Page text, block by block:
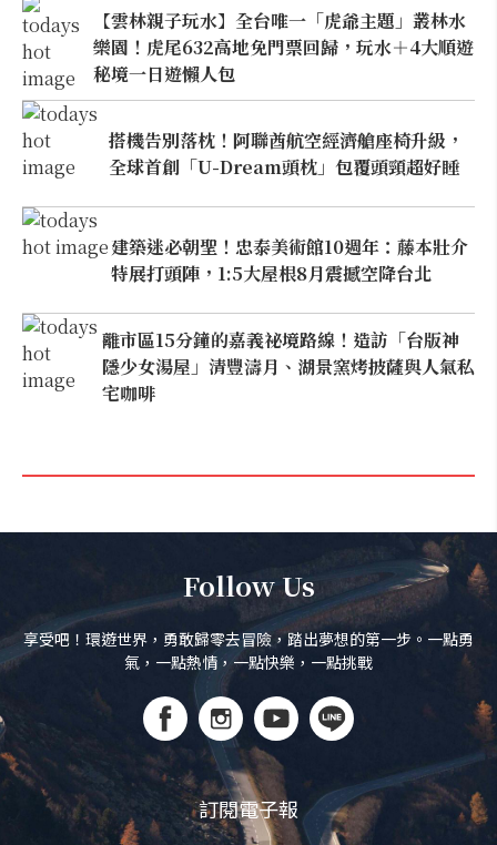
【雲林親子玩水】全台唯一「虎爺主題」叢林水
樂園！虎尾632高地免門票回歸，玩水＋4大順遊
秘境一日遊懶人包
搭機告別落枕！阿聯酋航空經濟艙座椅升級，
全球首創「U-Dream頭枕」包覆頭頸超好睡
建築迷必朝聖！忠泰美術館10週年：藤本壯介
特展打頭陣，1:5大屋根8月震撼空降台北
離市區15分鐘的嘉義祕境路線！造訪「台版神
隱少女湯屋」清豐濤月、湖景窯烤披薩與人氣私
宅咖啡
Follow Us
享受吧！環遊世界，勇敢歸零去冒險，踏出夢想的第一步。一點勇
氣，一點熱情，一點快樂，一點挑戰
訂閱電子報